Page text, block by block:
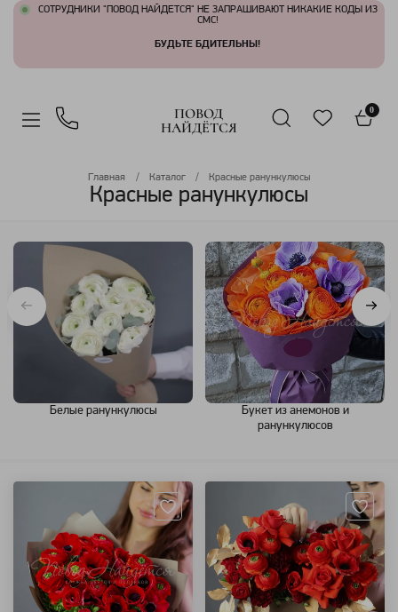
СОТРУДНИКИ "ПОВОД НАЙДЕТСЯ" НЕ ЗАПРАШИВАЮТ НИКАКИЕ КОДЫ ИЗ
СМС!
БУДЬТЕ БДИТЕЛЬНЫ!
ПОВОД
НАЙДЁТСЯ
0
Главная Каталог Красные ранункулюсы
Красные ранункулюсы
Белые ранункулюсы
Букет из анемонов и
ранункулюсов